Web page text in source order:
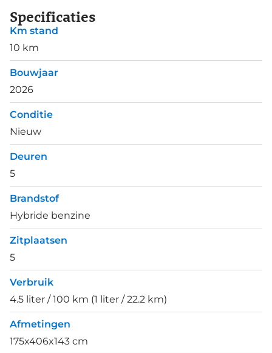
Specificaties
Km stand
10 km
Bouwjaar
2026
Conditie
Nieuw
Deuren
5
Brandstof
Hybride benzine
Zitplaatsen
5
Verbruik
4.5 liter / 100 km (1 liter / 22.2 km)
Afmetingen
175x406x143 cm